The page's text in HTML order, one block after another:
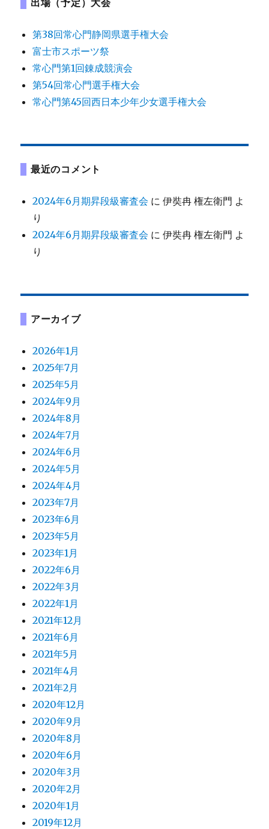
出場（予定）大会
第38回常心門静岡県選手権大会
富士市スポーツ祭
常心門第1回錬成競演会
第54回常心門選手権大会
常心門第45回西日本少年少女選手権大会
最近のコメント
2024年6月期昇段級審査会 に伊奘冉 権左衛門 よ
り
2024年6月期昇段級審査会 に伊奘冉 権左衛門 よ
り
アーカイブ
2026年1月
2025年7月
2025年5月
2024年9月
2024年8月
2024年7月
2024年6月
2024年5月
2024年4月
2023年7月
2023年6月
2023年5月
2023年1月
2022年6月
2022年3月
2022年1月
2021年12月
2021年6月
2021年5月
2021年4月
2021年2月
2020年12月
2020年9月
2020年8月
2020年6月
2020年3月
2020年2月
2020年1月
2019年12月